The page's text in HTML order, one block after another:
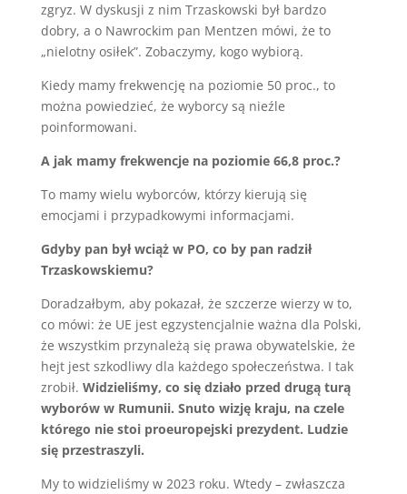
zgryz. W dyskusji z nim Trzaskowski był bardzo
dobry, a o Nawrockim pan Mentzen mówi, że to
„nielotny osiłek”. Zobaczymy, kogo wybiorą.
Kiedy mamy frekwencję na poziomie 50 proc., to
można powiedzieć, że wyborcy są nieźle
poinformowani.
A jak mamy frekwencje na poziomie 66,8 proc.?
To mamy wielu wyborców, którzy kierują się
emocjami i przypadkowymi informacjami.
Gdyby pan był wciąż w PO, co by pan radził
Trzaskowskiemu?
Doradzałbym, aby pokazał, że szczerze wierzy w to,
co mówi: że UE jest egzystencjalnie ważna dla Polski,
że wszystkim przynależą się prawa obywatelskie, że
hejt jest szkodliwy dla każdego społeczeństwa. I tak
zrobił. Widzieliśmy, co się działo przed drugą turą
wyborów w Rumunii. Snuto wizję kraju, na czele
którego nie stoi proeuropejski prezydent. Ludzie
się przestraszyli.
My to widzieliśmy w 2023 roku. Wtedy – zwłaszcza